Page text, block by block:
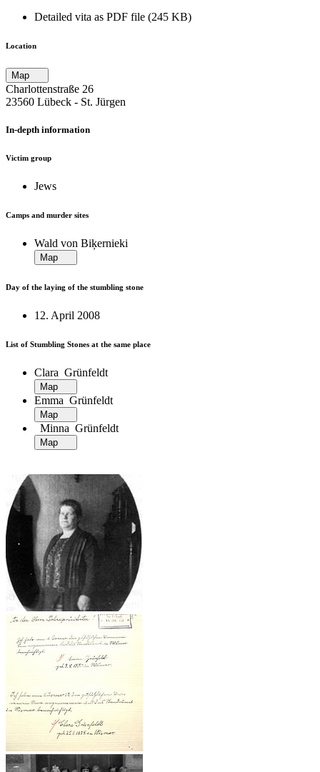
Detailed vita as PDF file (245 KB)
Location
Charlottenstraße 26
23560 Lübeck ‐ St. Jürgen
In-depth information
Victim group
Jews
Camps and murder sites
Wald von Biķernieki
Day of the laying of the stumbling stone
12. April 2008
List of Stumbling Stones at the same place
Clara Grünfeldt
Emma Grünfeldt
Minna Grünfeldt